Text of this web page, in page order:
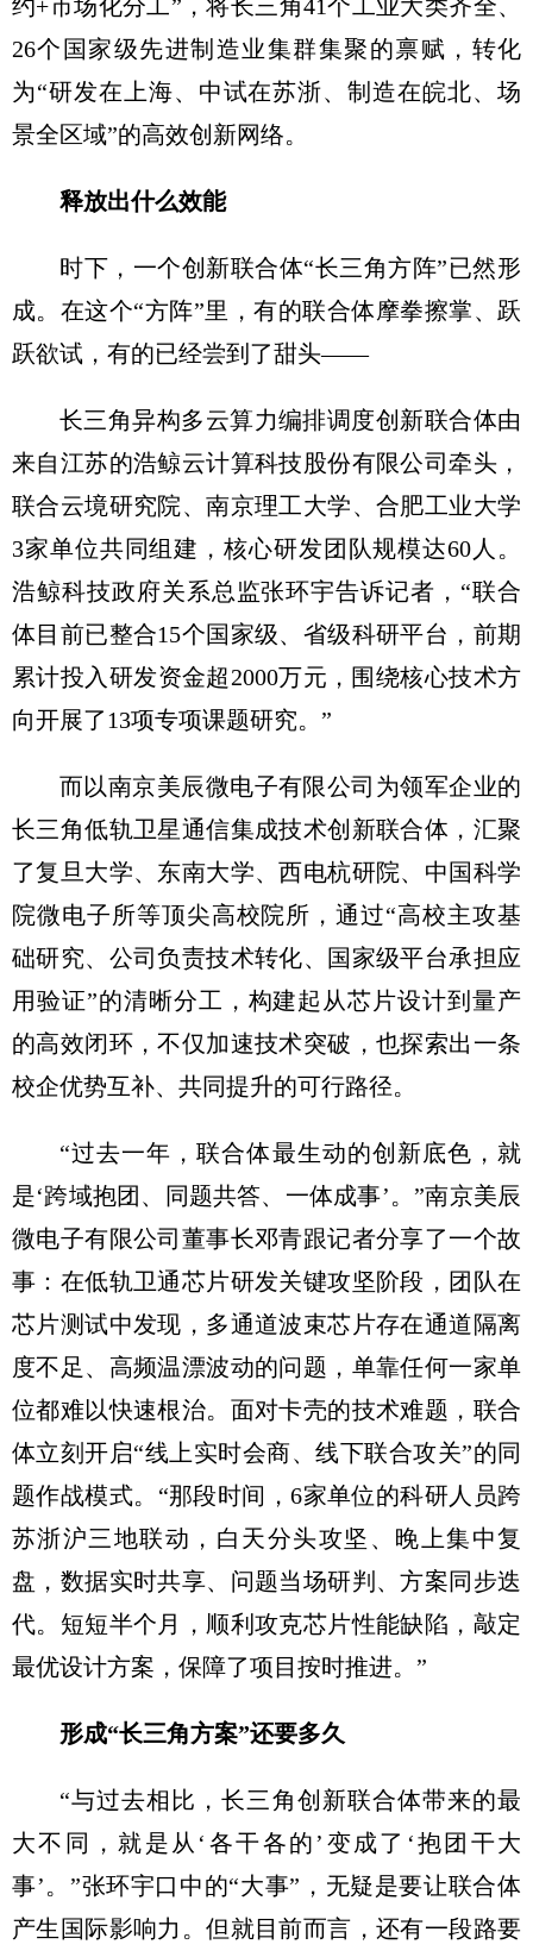
约+市场化分工”，将长三角41个工业大类齐全、
26个国家级先进制造业集群集聚的禀赋，转化
为“研发在上海、中试在苏浙、制造在皖北、场
景全区域”的高效创新网络。
释放出什么效能
时下，一个创新联合体“长三角方阵”已然形
成。在这个“方阵”里，有的联合体摩拳擦掌、跃
跃欲试，有的已经尝到了甜头——
长三角异构多云算力编排调度创新联合体由
来自江苏的浩鲸云计算科技股份有限公司牵头，
联合云境研究院、南京理工大学、合肥工业大学
3家单位共同组建，核心研发团队规模达60人。
浩鲸科技政府关系总监张环宇告诉记者，“联合
体目前已整合15个国家级、省级科研平台，前期
累计投入研发资金超2000万元，围绕核心技术方
向开展了13项专项课题研究。”
而以南京美辰微电子有限公司为领军企业的
长三角低轨卫星通信集成技术创新联合体，汇聚
了复旦大学、东南大学、西电杭研院、中国科学
院微电子所等顶尖高校院所，通过“高校主攻基
础研究、公司负责技术转化、国家级平台承担应
用验证”的清晰分工，构建起从芯片设计到量产
的高效闭环，不仅加速技术突破，也探索出一条
校企优势互补、共同提升的可行路径。
“过去一年，联合体最生动的创新底色，就
是‘跨域抱团、同题共答、一体成事’。”南京美辰
微电子有限公司董事长邓青跟记者分享了一个故
事：在低轨卫通芯片研发关键攻坚阶段，团队在
芯片测试中发现，多通道波束芯片存在通道隔离
度不足、高频温漂波动的问题，单靠任何一家单
位都难以快速根治。面对卡壳的技术难题，联合
体立刻开启“线上实时会商、线下联合攻关”的同
题作战模式。“那段时间，6家单位的科研人员跨
苏浙沪三地联动，白天分头攻坚、晚上集中复
盘，数据实时共享、问题当场研判、方案同步迭
代。短短半个月，顺利攻克芯片性能缺陷，敲定
最优设计方案，保障了项目按时推进。”
形成“长三角方案”还要多久
“与过去相比，长三角创新联合体带来的最
大不同，就是从‘各干各的’变成了‘抱团干大
事’。”张环宇口中的“大事”，无疑是要让联合体
产生国际影响力。但就目前而言，还有一段路要